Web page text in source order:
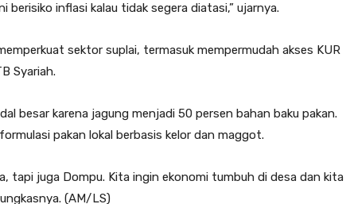
berisiko inflasi kalau tidak segera diatasi,” ujarnya.
sektor suplai, termasuk mempermudah akses KUR
Syariah.
besar karena jagung menjadi 50 persen bahan baku pakan.
pakan lokal berbasis kelor dan maggot.
tapi juga Dompu. Kita ingin ekonomi tumbuh di desa dan kita
(AM/LS)